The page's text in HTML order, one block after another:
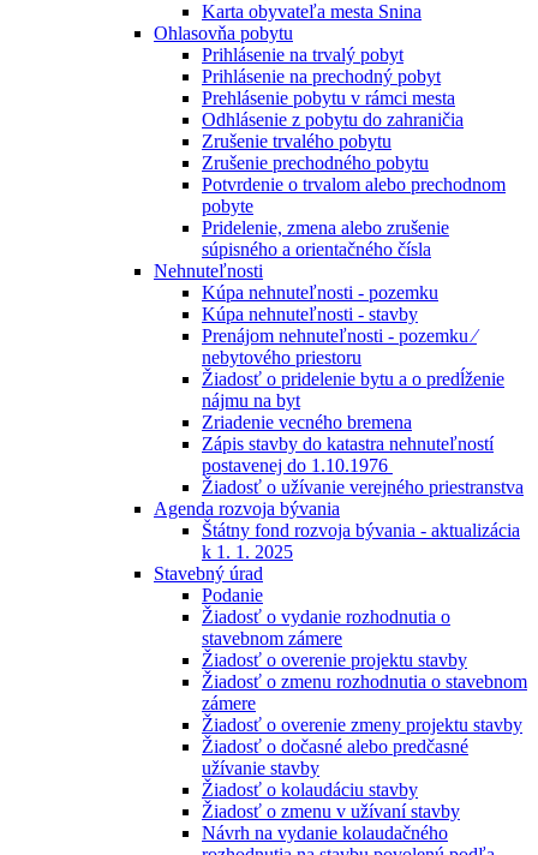
Karta obyvateľa mesta Snina
Ohlasovňa pobytu
Prihlásenie na trvalý pobyt
Prihlásenie na prechodný pobyt
Prehlásenie pobytu v rámci mesta
Odhlásenie z pobytu do zahraničia
Zrušenie trvalého pobytu
Zrušenie prechodného pobytu
Potvrdenie o trvalom alebo prechodnom
pobyte
Pridelenie, zmena alebo zrušenie
súpisného a orientačného čísla
Nehnuteľnosti
Kúpa nehnuteľnosti - pozemku
Kúpa nehnuteľnosti - stavby
Prenájom nehnuteľnosti - pozemku ⁄
nebytového priestoru
Žiadosť o pridelenie bytu a o predĺženie
nájmu na byt
Zriadenie vecného bremena
Zápis stavby do katastra nehnuteľností
postavenej do 1.10.1976
Žiadosť o užívanie verejného priestranstva
Agenda rozvoja bývania
Štátny fond rozvoja bývania - aktualizácia
k 1. 1. 2025
Stavebný úrad
Podanie
Žiadosť o vydanie rozhodnutia o
stavebnom zámere
Žiadosť o overenie projektu stavby
Žiadosť o zmenu rozhodnutia o stavebnom
zámere
Žiadosť o overenie zmeny projektu stavby
Žiadosť o dočasné alebo predčasné
užívanie stavby
Žiadosť o kolaudáciu stavby
Žiadosť o zmenu v užívaní stavby
Návrh na vydanie kolaudačného